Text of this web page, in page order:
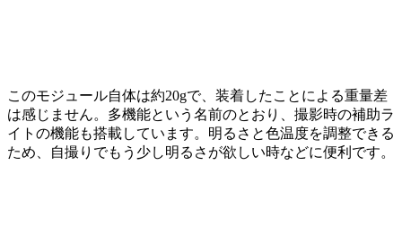
このモジュール自体は約20gで、装着したことによる重量差
は感じません。多機能という名前のとおり、撮影時の補助ラ
イトの機能も搭載しています。明るさと色温度を調整できる
ため、自撮りでもう少し明るさが欲しい時などに便利です。